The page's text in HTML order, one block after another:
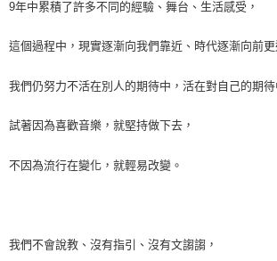
9年中累積了許多不同的經驗、舞台、生活感受，
這個過程中，現實逐漸向我們靠近、時代逐漸向前更
我們仍努力不活在別人的期待中，活在對自己的期待
試著因為喜歡音樂，就堅持做下去，
不因為流行在變化，就輕易改變。
我們不會說教、沒有指引、沒有文謅謅，